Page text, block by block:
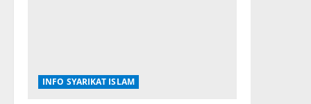
INFO SYARIKAT ISLAM